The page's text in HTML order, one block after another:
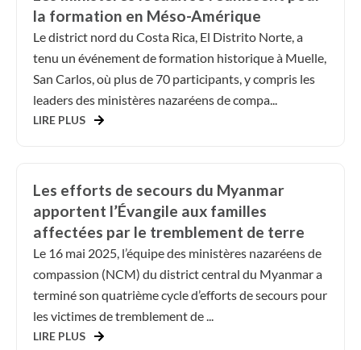
la formation en Méso-Amérique
Le district nord du Costa Rica, El Distrito Norte, a
tenu un événement de formation historique à Muelle,
San Carlos, où plus de 70 participants, y compris les
leaders des ministères nazaréens de compa...
LIRE PLUS
Les efforts de secours du Myanmar
apportent l’Évangile aux familles
affectées par le tremblement de terre
Le 16 mai 2025, l’équipe des ministères nazaréens de
compassion (NCM) du district central du Myanmar a
terminé son quatrième cycle d’efforts de secours pour
les victimes de tremblement de ...
LIRE PLUS